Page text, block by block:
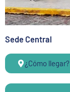
Sede Central
¿Cómo llegar?